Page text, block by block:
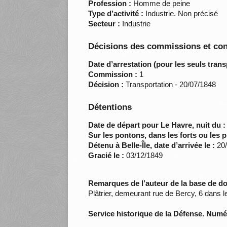
Profession : Homme de peine
Type d’activité : Industrie. Non précisé
Secteur : Industrie
Décisions des commissions et
Date d’arrestation (pour les seuls
Commission : 1
Décision : Transportation - 20/07/1848
Détentions
Date de départ pour Le Havre, nuit du :
Sur les pontons, dans les forts ou les
Détenu à Belle-Île, date d’arrivée le :
Gracié le : 03/12/1849
Remarques de l’auteur de la base de
Plâtrier, demeurant rue de Bercy, 6
Service historique de la Défense.